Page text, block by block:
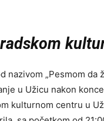
nazivom „Pesmom da
u Užicu nakon
kulturnom centru u